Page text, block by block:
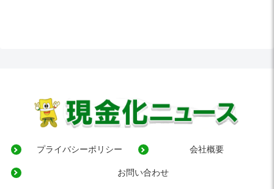
プライバシーポリシー 会社概要
お問い合わせ